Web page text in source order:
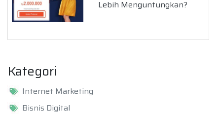
Lebih Menguntungkan?
Kategori
Internet Marketing
Bisnis Digital